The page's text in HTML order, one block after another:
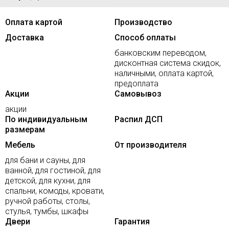
Оплата картой
Производство
Доставка
Способ оплаты
банковским переводом,
дисконтная система скидок,
наличными, оплата картой,
предоплата
Акции
акции
Самовывоз
По индивидуальным
размерам
Распил ДСП
Мебель
для бани и сауны, для
ванной, для гостиной, для
детской, для кухни, для
спальни, комоды, кровати,
ручной работы, столы,
стулья, тумбы, шкафы
От производителя
Двери
Гарантия